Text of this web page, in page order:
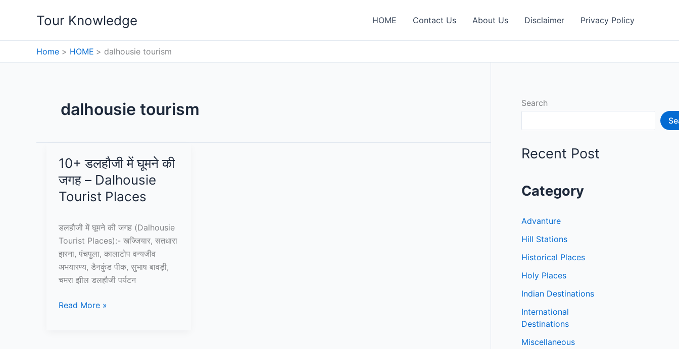
Tour Knowledge HOME Contact Us About Us Disclaimer Privacy Policy
Home HOME dalhousie tourism
dalhousie tourism
10+ डलहौजी में घूमने की
जगह – Dalhousie
Tourist Places
डलहौजी में घूमने की जगह (Dalhousie
Tourist Places):- खज्जियार, सतधारा
झरना, पंचपुला, कालाटोप वन्यजीव
अभयारण्य, डैनकुंड पीक, सुभाष बावड़ी,
चमरा झील डलहौजी पर्यटन
10+
Read More »
Search
Recent Post
Category
Advanture
Hill Stations
Historical Places
Holy Places
Indian Destinations
International
Destinations
Miscellaneous